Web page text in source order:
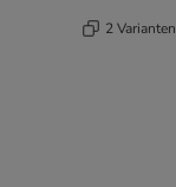
2 Varianten